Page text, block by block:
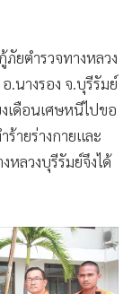
ยตำรวจทางหลวง
.นางรอง จ.บุรีรัมย์
เดือนเศษหนีไปขอ
ายร่างกายและ
ลวงบุรีรัมย์จึงได้